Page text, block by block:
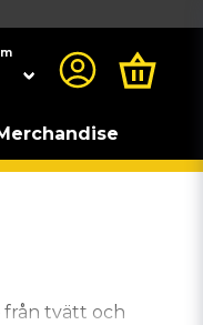
från tvätt och